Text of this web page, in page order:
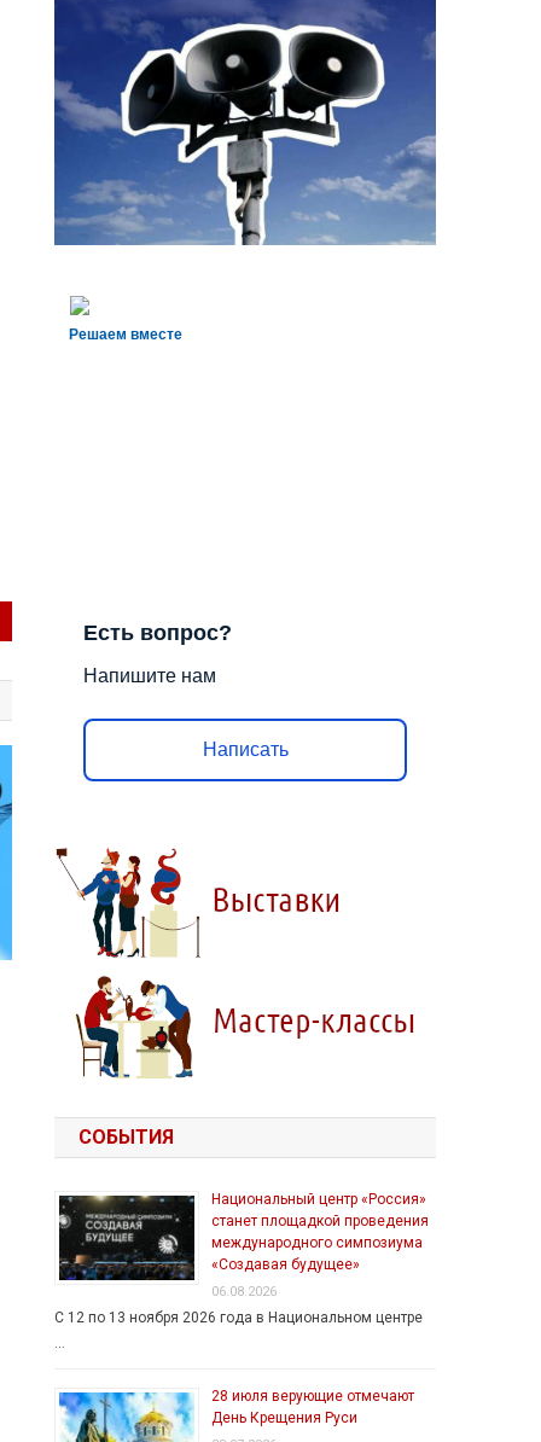
Решаем вместе
Есть вопрос?
Напишите нам
Написать
СОБЫТИЯ
Национальный центр «Россия»
станет площадкой проведения
международного симпозиума
«Создавая будущее»
06.08.2026
С 12 по 13 ноября 2026 года в Национальном центре
28 июля верующие отмечают
День Крещения Руси